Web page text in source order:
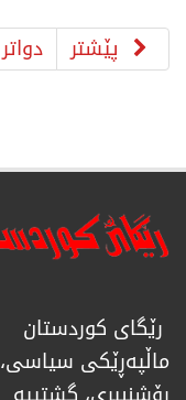
پێشتر
دواتر
رێگای كوردستان
ماڵپەڕێكی سیاسی،